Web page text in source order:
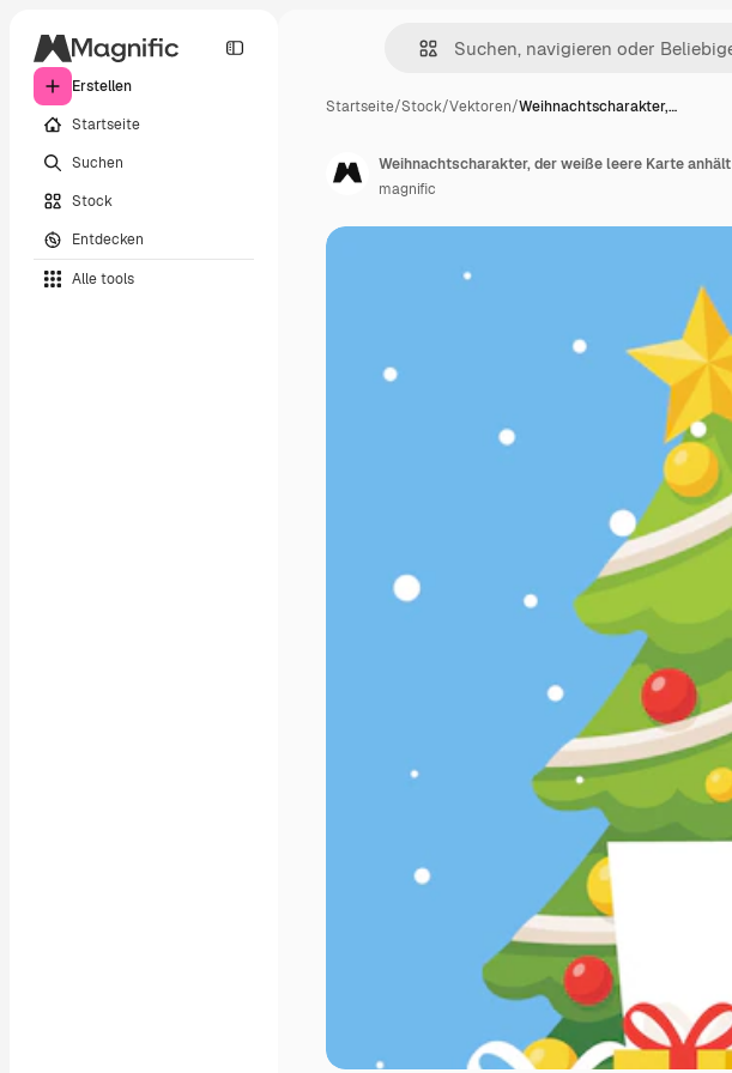
Erstellen
Startseite
Suchen
Stock
Entdecken
Alle tools
Startseite/Stock/Vektoren/Weihnachtscharakter,…
Weihnachtscharakter, der weiße leere Karte anhält
magnific